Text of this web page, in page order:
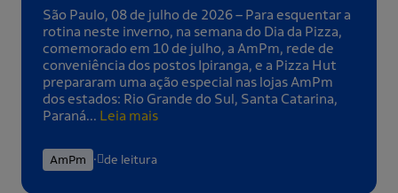
São Paulo, 08 de julho de 2026 – Para esquentar a
rotina neste inverno, na semana do Dia da Pizza,
comemorado em 10 de julho, a AmPm, rede de
conveniência dos postos Ipiranga, e a Pizza Hut
prepararam uma ação especial nas lojas AmPm
dos estados: Rio Grande do Sul, Santa Catarina,
Paraná... Leia mais
AmPm . de leitura